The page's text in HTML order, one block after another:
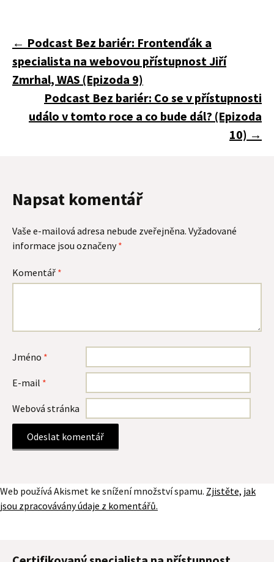
Navigace
pro
příspěvky
← Podcast Bez bariér: Frontenďák a
specialista na webovou přístupnost Jiří
Zmrhal, WAS (Epizoda 9)
Podcast Bez bariér: Co se v přístupnosti
událo v tomto roce a co bude dál? (Epizoda
10) →
Napsat komentář
Vaše e-mailová adresa nebude zveřejněna. Vyžadované
informace jsou označeny*
Komentář *
Jméno *
E-mail *
Webová stránka
Web používá Akismet ke snížení množství spamu. Zjistěte, jak
jsou zpracovávány údaje z komentářů.